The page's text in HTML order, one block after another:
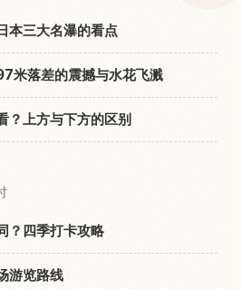
本三大名瀑的看点
米落差的震撼与水花飞溅
？上方与下方的区别
？四季打卡攻略
游览路线